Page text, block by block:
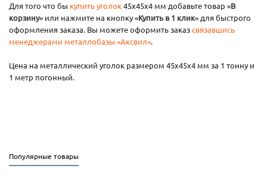
Для того что бы купить уголок45х45х4 мм добавьте товар «В
корзину» или нажмите на кнопку «Купить в 1 клик» для быстрого
оформления заказа. Вы можете оформить заказсвязавшись
менеджерами металлобазы «Аксвил».
Цена на металлический уголок размером 45х45х4 мм за 1 тонну и
1 метр погонный.
Популярные товары